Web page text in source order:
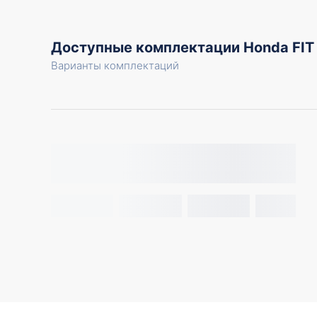
Доступные комплектации Honda FIT
Варианты комплектаций